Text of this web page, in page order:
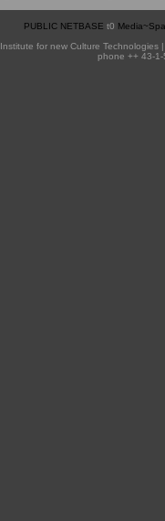
PUBLIC NETBASE t0
Institute for new Culture Technologies
phone ++ 43-